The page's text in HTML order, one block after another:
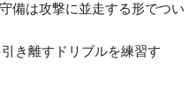
備は攻撃に並走する形でつい
き離すドリブルを練習す